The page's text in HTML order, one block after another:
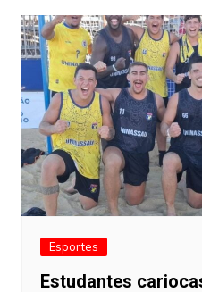
Esportes
Estudantes